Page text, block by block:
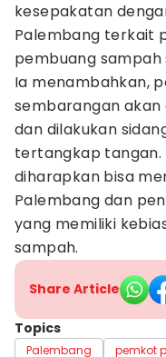
kesepakatan
Palembang terkait
pembuang sampah
Ia menambahkan,
sembarangan akan
dan dilakukan
tertangkap tangan.
diharapkan bisa
Palembang dan
yang memiliki
sampah.
Share Article
Topics
Palembang pemkot